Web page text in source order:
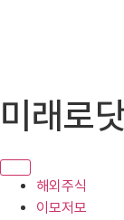
텐
로
미래로
해외주식
이모저모